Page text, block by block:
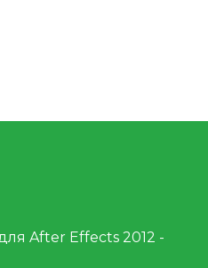
After Effects 2012 -